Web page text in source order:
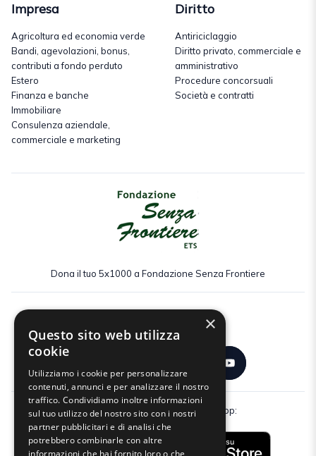
Impresa
Agricoltura ed economia verde
Bandi, agevolazioni, bonus,
contributi a fondo perduto
Estero
Finanza e banche
Immobiliare
Consulenza aziendale,
commerciale e marketing
Diritto
Antiriciclaggio
Diritto privato, commerciale e
amministrativo
Procedure concorsuali
Società e contratti
Dona il tuo 5x1000 a Fondazione Senza Frontiere
Scarica gratuitamente la nostra app:
×
Questo sito web utilizza
cookie
Utilizziamo i cookie per personalizzare
contenuti, annunci e per analizzare il nostro
traffico. Condividiamo inoltre informazioni
sul tuo utilizzo del nostro sito con i nostri
partner pubblicitari e di analisi che
potrebbero combinarle con altre
informazioni che hai fornito loro o che